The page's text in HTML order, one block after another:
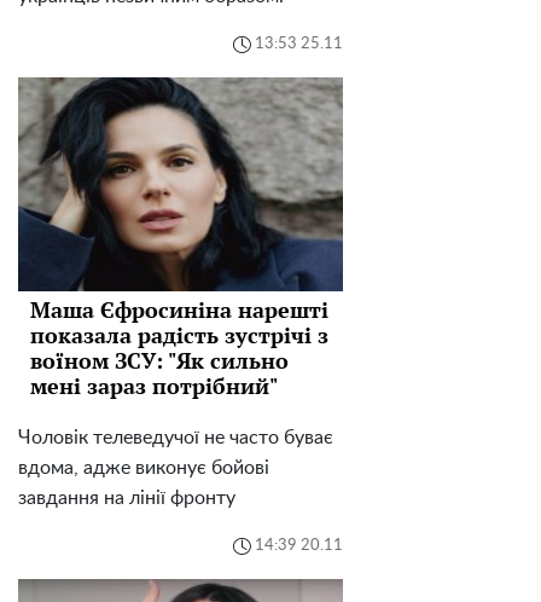
13:53 25.11
Маша Єфросиніна нарешті
показала радість зустрічі з
воїном ЗСУ: "Як сильно
мені зараз потрібний"
Чоловік телеведучої не часто буває
вдома, адже виконує бойові
завдання на лінії фронту
14:39 20.11